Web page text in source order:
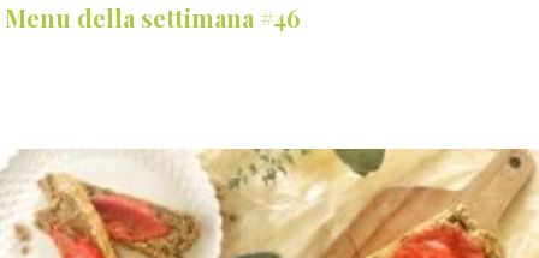
Menu della settimana #46